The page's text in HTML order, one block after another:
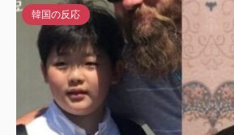
韓国の反応